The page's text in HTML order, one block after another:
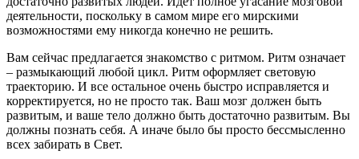
деятельности, поскольку в самом мире его мирскими
возможностями ему никогда конечно не решить.
Вам сейчас предлагается знакомство с ритмом. Ритм означает
– размыкающий любой цикл. Ритм оформляет световую
траекторию. И все остальное очень быстро исправляется и
корректируется, но не просто так. Ваш мозг должен быть
развитым, и ваше тело должно быть достаточно развитым. Вы
должны познать себя. А иначе было бы просто бессмысленно
всех забирать в Свет.